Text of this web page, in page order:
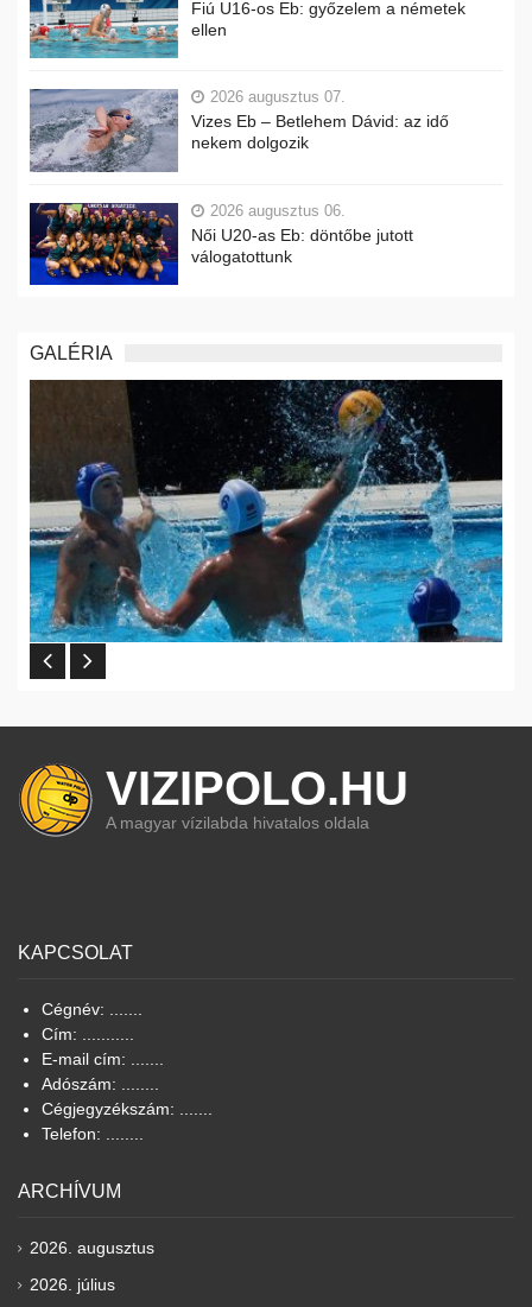
Fiú U16-os Eb: győzelem a németek
ellen
2026 augusztus 07.
Vizes Eb – Betlehem Dávid: az idő
nekem dolgozik
2026 augusztus 06.
Női U20-as Eb: döntőbe jutott
válogatottunk
GALÉRIA
VIZIPOLO.HU
A magyar vízilabda hivatalos oldala
KAPCSOLAT
Cégnév: .......
Cím: ...........
E-mail cím: .......
Adószám: ........
Cégjegyzékszám: .......
Telefon: ........
ARCHÍVUM
2026. augusztus
2026. július